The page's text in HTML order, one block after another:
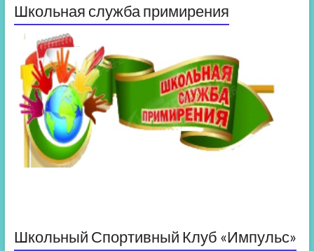
Школьная служба примирения
Школьный Спортивный Клуб «Импульс»